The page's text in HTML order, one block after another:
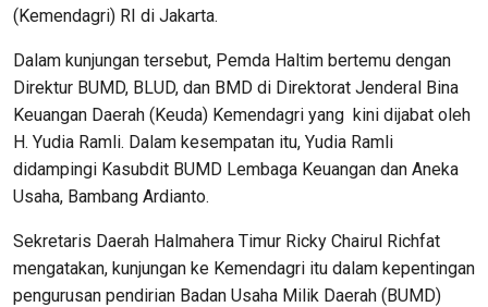
(Kemendagri) RI di Jakarta.
Dalam kunjungan tersebut, Pemda Haltim bertemu dengan
Direktur BUMD, BLUD, dan BMD di Direktorat Jenderal Bina
Keuangan Daerah (Keuda) Kemendagri yang kini dijabat oleh
H. Yudia Ramli. Dalam kesempatan itu, Yudia Ramli
didampingi Kasubdit BUMD Lembaga Keuangan dan Aneka
Usaha, Bambang Ardianto.
Sekretaris Daerah Halmahera Timur Ricky Chairul Richfat
mengatakan, kunjungan ke Kemendagri itu dalam kepentingan
pengurusan pendirian Badan Usaha Milik Daerah (BUMD)